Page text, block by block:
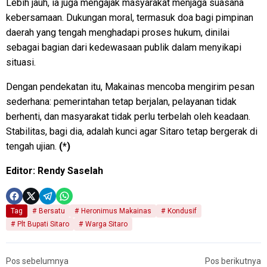
Lebih jauh, ia juga mengajak masyarakat menjaga suasana
kebersamaan. Dukungan moral, termasuk doa bagi pimpinan
daerah yang tengah menghadapi proses hukum, dinilai
sebagai bagian dari kedewasaan publik dalam menyikapi
situasi.
Dengan pendekatan itu, Makainas mencoba mengirim pesan
sederhana: pemerintahan tetap berjalan, pelayanan tidak
berhenti, dan masyarakat tidak perlu terbelah oleh keadaan.
Stabilitas, bagi dia, adalah kunci agar Sitaro tetap bergerak di
tengah ujian. (*)
Editor: Rendy Saselah
Tag Bersatu Heronimus Makainas
Kondusif
Plt Bupati Sitaro
Warga Sitaro
Pos sebelumnya Pos berikutnya